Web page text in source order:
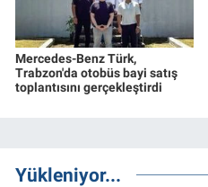
Mercedes-Benz Türk,
Trabzon'da otobüs bayi satış
toplantısını gerçekleştirdi
Yükleniyor...